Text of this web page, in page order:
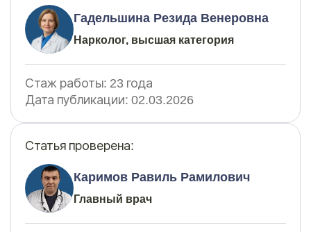
Гадельшина Резида Венеровна
Нарколог, высшая категория
Стаж работы: 23 года
Дата публикации: 02.03.2026
Статья проверена:
Каримов Равиль Рамилович
Главный врач